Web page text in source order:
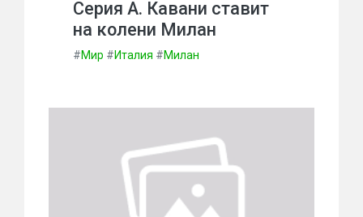
Серия А. Кавани ставит
на колени Милан
#Мир #Италия #Милан